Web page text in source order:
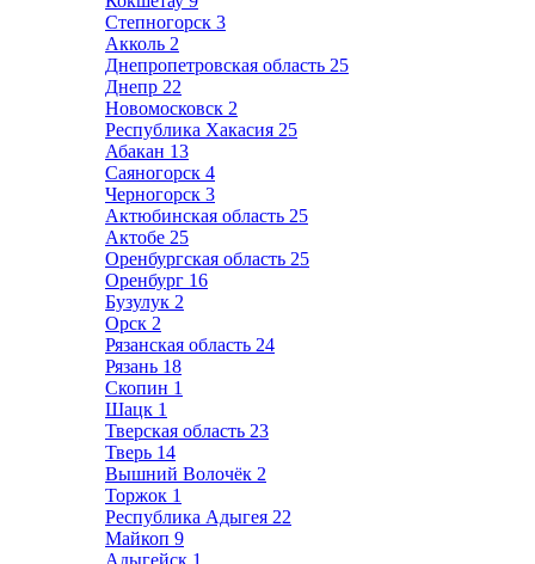
Степногорск 3
Акколь 2
Днепропетровская область 25
Днепр 22
Новомосковск 2
Республика Хакасия 25
Абакан 13
Саяногорск 4
Черногорск 3
Актюбинская область 25
Актобе 25
Оренбургская область 25
Оренбург 16
Бузулук 2
Орск 2
Рязанская область 24
Рязань 18
Скопин 1
Шацк 1
Тверская область 23
Тверь 14
Вышний Волочёк 2
Торжок 1
Республика Адыгея 22
Майкоп 9
Адыгейск 1